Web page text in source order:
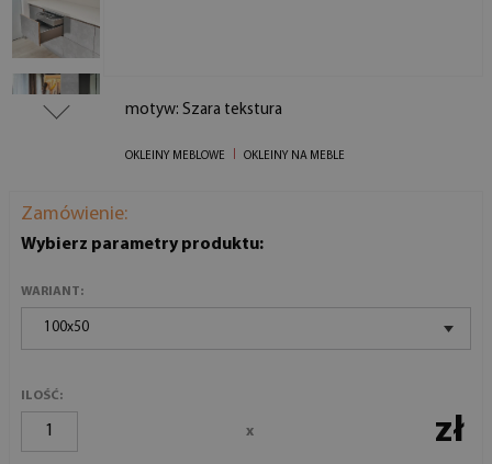
motyw: Szara tekstura
OKLEINY MEBLOWE OKLEINY NA MEBLE
Zamówienie:
Wybierz parametry produktu:
WARIANT:
100x50
ILOŚĆ:
x zł